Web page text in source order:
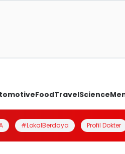
FoodTravelScience
#LokalBerdaya Profil Dokter